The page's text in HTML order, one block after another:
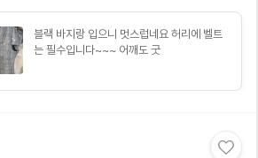
블랙 바지랑 입으니 멋스럽네요 허리에 벨트
는 필수입니다~~~ 어깨도 굿